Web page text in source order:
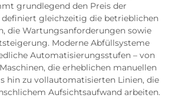
grundlegend den Preis der
gleichzeitig die betrieblichen
die Wartungsanforderungen sowie
Moderne Abfüllsysteme
Automatisierungsstufen – von
die erheblichen manuellen
hin zu vollautomatisierten Linien, die
Aufsichtsaufwand arbeiten.